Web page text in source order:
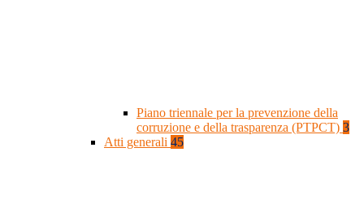
Piano triennale per la prevenzione della
corruzione e della trasparenza (PTPCT) 3
Atti generali 45